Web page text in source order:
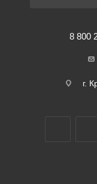
8 800
г.